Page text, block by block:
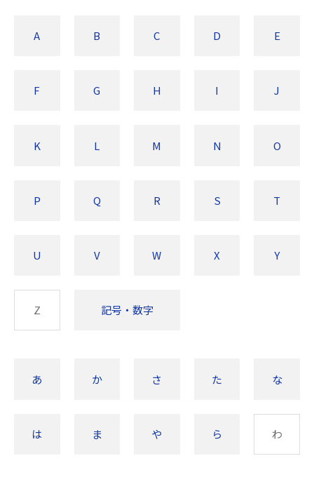
A B C D E
F G H I J
K L M N O
P Q R S T
U V W X Y
Z 記号・数字
あ か さ た な
は ま や ら わ